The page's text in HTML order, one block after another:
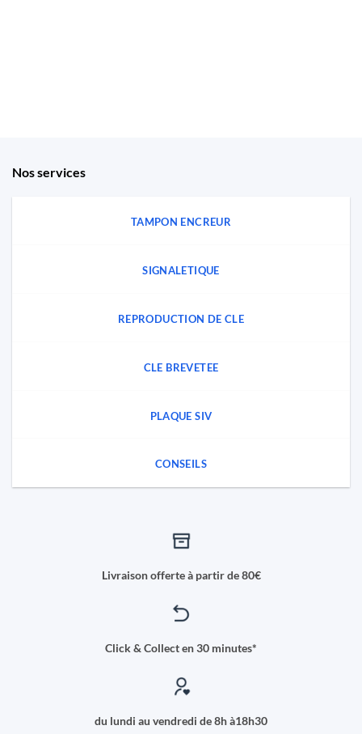
Nos services
TAMPON ENCREUR
SIGNALETIQUE
REPRODUCTION DE CLE
CLE BREVETEE
PLAQUE SIV
CONSEILS
Livraison offerte à partir de 80€
Click & Collect en 30 minutes*
du lundi au vendredi de 8h à18h30